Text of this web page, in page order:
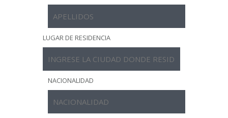
LUGAR DE RESIDENCIA
NACIONALIDAD